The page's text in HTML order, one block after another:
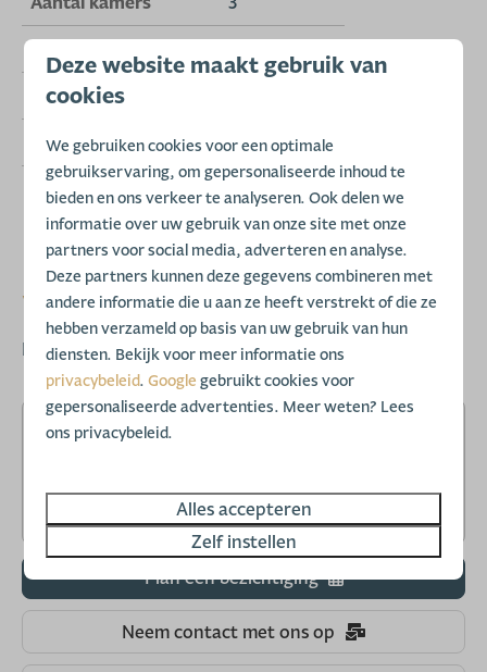
Aantal badkamers
Voor aantal personen
5
Huisnummer op park
311
Vraagprijs
Prijs op aanvraag
over deze woning?
Plan een bezichtiging
Neem contact met ons op
Deze website maakt gebruik van
cookies
We gebruiken cookies voor een optimale
gebruikservaring, om gepersonaliseerde inhoud te
bieden en ons verkeer te analyseren. Ook delen we
informatie over uw gebruik van onze site met onze
partners voor social media, adverteren en analyse.
Deze partners kunnen deze gegevens combineren met
andere informatie die u aan ze heeft verstrekt of die ze
hebben verzameld op basis van uw gebruik van hun
diensten. Bekijk voor meer informatie ons
privacybeleid.Googlegebruikt cookies voor
gepersonaliseerde advertenties. Meer weten? Lees
ons privacybeleid.
Alles accepteren
Zelf instellen